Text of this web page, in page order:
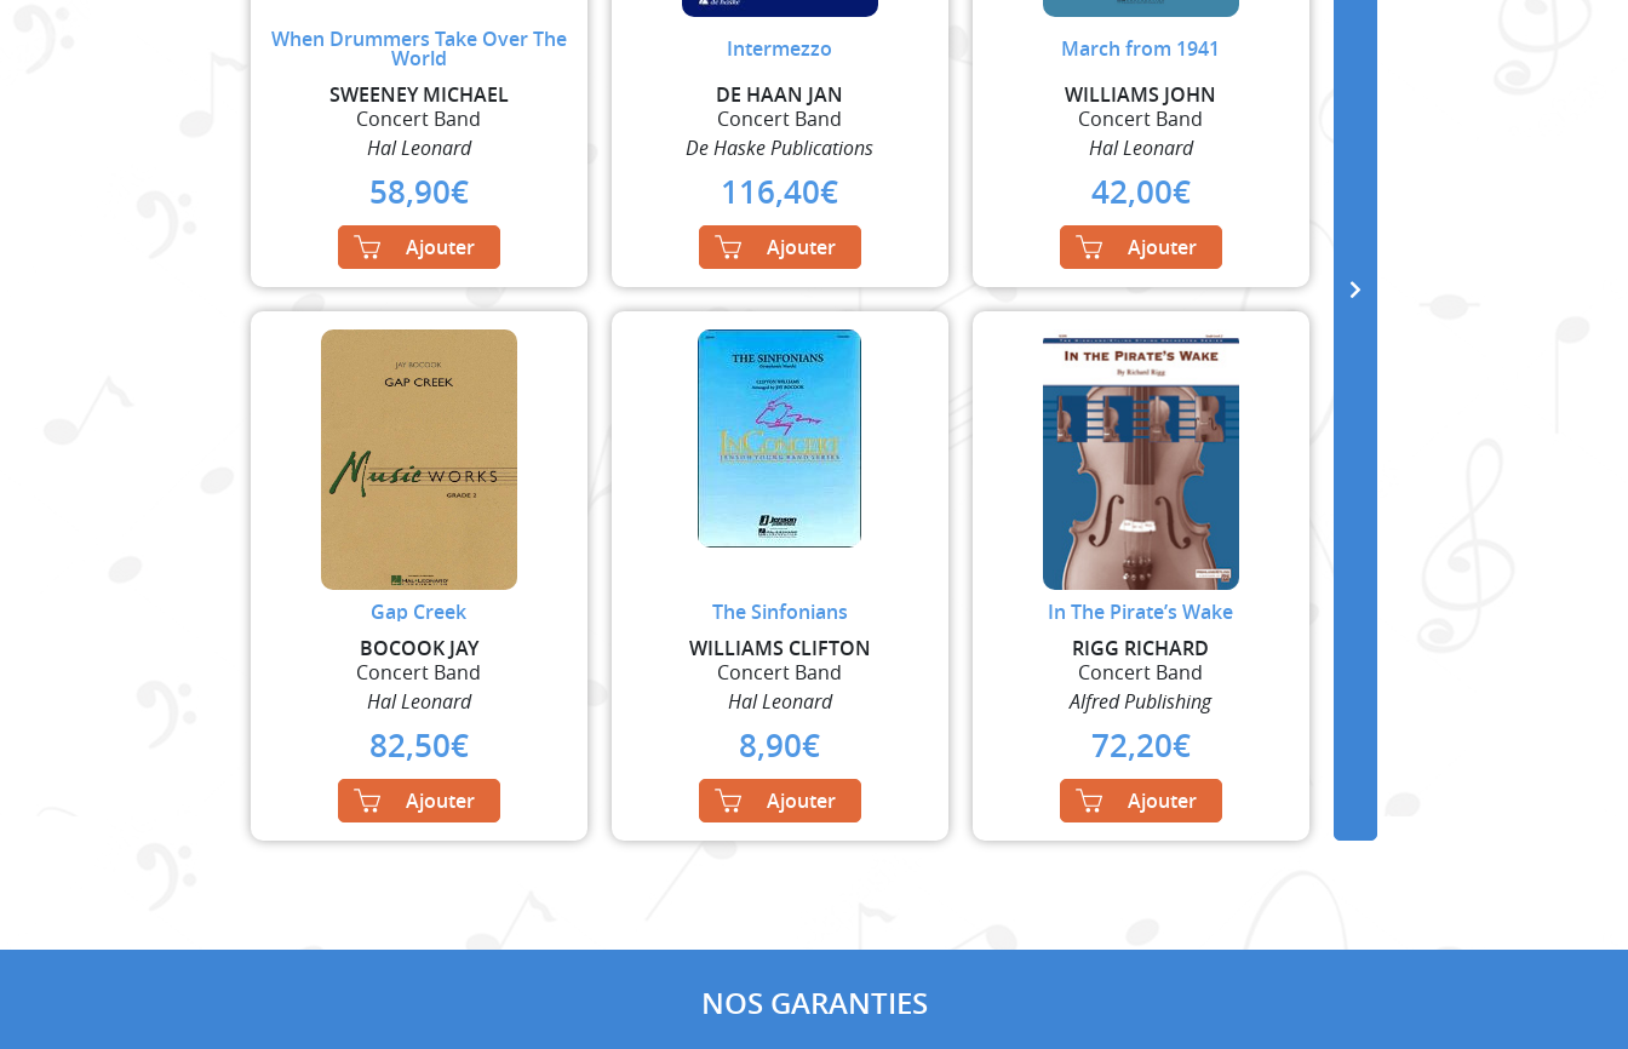
When Drummers Take Over The
World
SWEENEY MICHAEL
Concert Band
Hal Leonard
58,90€
Ajouter
Intermezzo
DE HAAN JAN
Concert Band
De Haske Publications
116,40€
Ajouter
March from 1941
WILLIAMS JOHN
Concert Band
Hal Leonard
42,00€
Ajouter
Gap Creek
BOCOOK JAY
Concert Band
Hal Leonard
82,50€
Ajouter
The Sinfonians
WILLIAMS CLIFTON
Concert Band
Hal Leonard
8,90€
Ajouter
In The Pirate’s Wake
RIGG RICHARD
Concert Band
Alfred Publishing
72,20€
Ajouter
NOS GARANTIES